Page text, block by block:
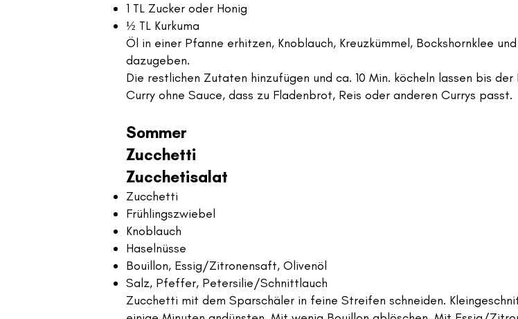
1 TL Zucker oder Honig
½ TL Kurkuma
Öl in einer Pfanne erhitzen, Knoblauch, Kreuzkümmel, Bockshornklee
dazugeben.
Die restlichen Zutaten hinzufügen und ca. 10 Min. köcheln lassen bis
Curry ohne Sauce, dass zu Fladenbrot, Reis oder anderen Currys passt.
Sommer
Zucchetti
Zucchetisalat
Zucchetti
Frühlingszwiebel
Knoblauch
Haselnüsse
Bouillon, Essig/Zitronensaft, Olivenöl
Salz, Pfeffer, Petersilie/Schnittlauch
Zucchetti mit dem Sparschäler in feine Streifen schneiden.